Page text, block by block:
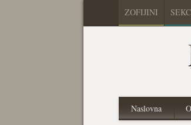
ZOFIJINI
Naslovna